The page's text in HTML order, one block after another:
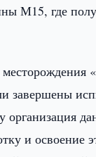
М15, где
завершены
организация
и освоение